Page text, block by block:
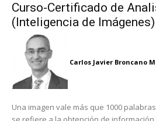
Curso-Certificado de
(Inteligencia de Imágenes)
Carlos Javier Broncano
Una imagen vale más que 1000